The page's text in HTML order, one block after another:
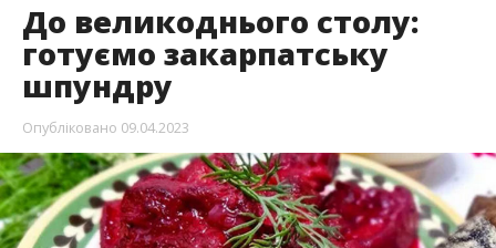
До великоднього столу:
готуємо закарпатську
шпундру
Опубліковано 09.04.2023